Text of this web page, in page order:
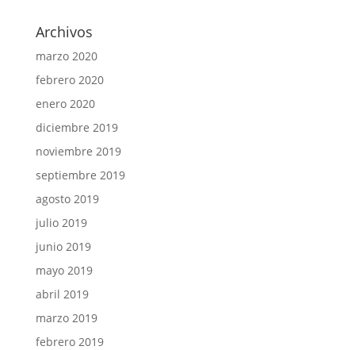
Archivos
marzo 2020
febrero 2020
enero 2020
diciembre 2019
noviembre 2019
septiembre 2019
agosto 2019
julio 2019
junio 2019
mayo 2019
abril 2019
marzo 2019
febrero 2019